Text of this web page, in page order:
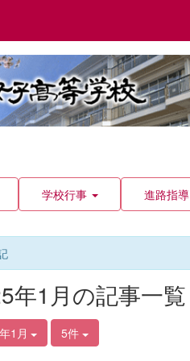
学校行事 進路指導
年1月の記事一覧
1月 5件